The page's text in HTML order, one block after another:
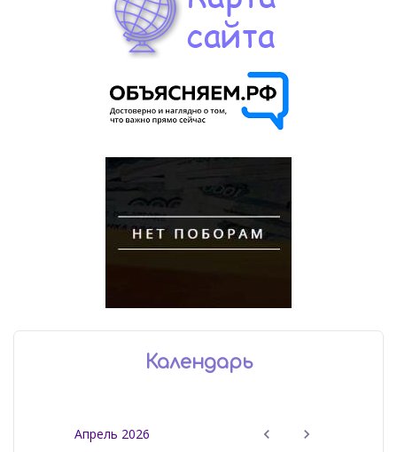
Календарь
Апрель 2026